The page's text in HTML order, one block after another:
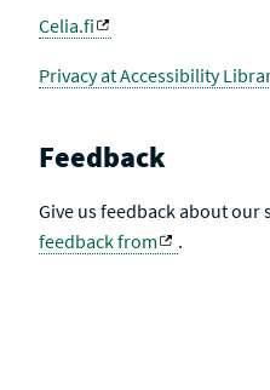
Celia.fi
Privacy at Accessibility
Feedback
Give us feedback about
feedback from
.